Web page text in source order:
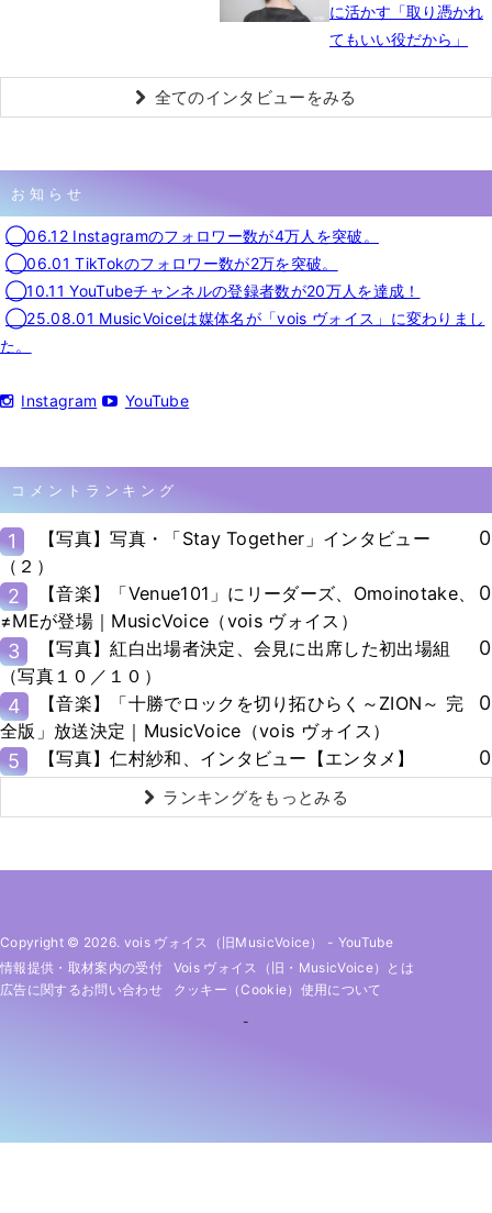
に活かす「取り憑かれ
てもいい役だから」
全てのインタビューをみる
お知らせ
◯06.12 Instagramのフォロワー数が4万人を突破。
◯06.01 TikTokのフォロワー数が2万を突破。
◯10.11 YouTubeチャンネルの登録者数が20万人を達成！
◯25.08.01 MusicVoiceは媒体名が「vois ヴォイス」に変わりまし
た。
Instagram YouTube
コメントランキング
1
【写真】写真・「Stay Together」インタビュー
（２）
0
2
【音楽】「Venue101」にリーダーズ、Omoinotake、
≠MEが登場｜MusicVoice（vois ヴォイス）
0
3
【写真】紅白出場者決定、会見に出席した初出場組
（写真１０／１０）
0
4
【音楽】「十勝でロックを切り拓ひらく～ZION～ 完
全版」放送決定｜MusicVoice（vois ヴォイス）
0
5 【写真】仁村紗和、インタビュー【エンタメ】 0
ランキングをもっとみる
Copyright © 2026. vois ヴォイス（旧MusicVoice） - YouTube
情報提供・取材案内の受付
Vois ヴォイス（旧・MusicVoice）とは
広告に関するお問い合わせ
クッキー（cookie）使用について
-